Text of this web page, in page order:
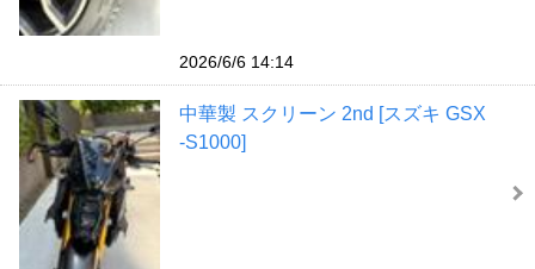
2026/6/6 14:14
中華製 スクリーン 2nd [スズキ GSX
-S1000]